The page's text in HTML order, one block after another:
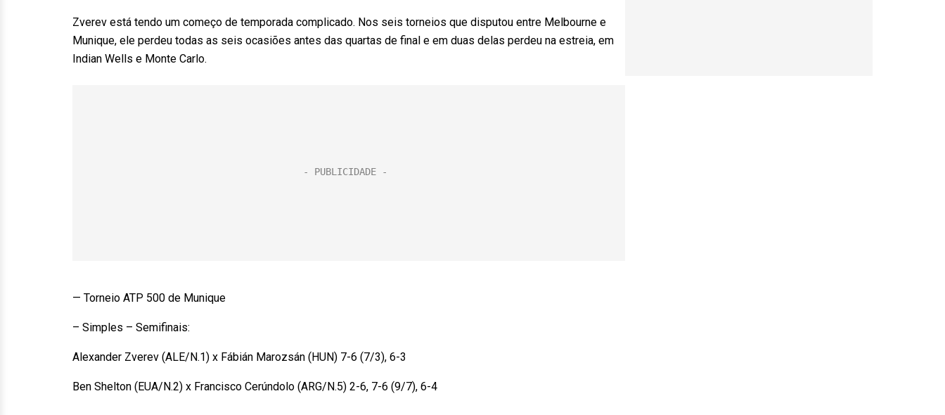
Zverev está tendo um começo de temporada complicado. Nos seis torneios que disputou entre Melbourne e
Munique, ele perdeu todas as seis ocasiões antes das quartas de final e em duas delas perdeu na estreia, em
Indian Wells e Monte Carlo.
— Torneio ATP 500 de Munique
– Simples – Semifinais:
Alexander Zverev (ALE/N.1) x Fábián Marozsán (HUN) 7-6 (7/3), 6-3
Ben Shelton (EUA/N.2) x Francisco Cerúndolo (ARG/N.5) 2-6, 7-6 (9/7), 6-4